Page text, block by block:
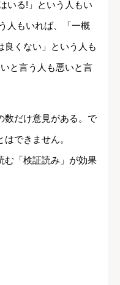
いる!」という人もい
人もいれば、「一概
良くない」という人も
と言う人も悪いと言
数だけ意見がある。で
できません。
む「検証読み」が効果